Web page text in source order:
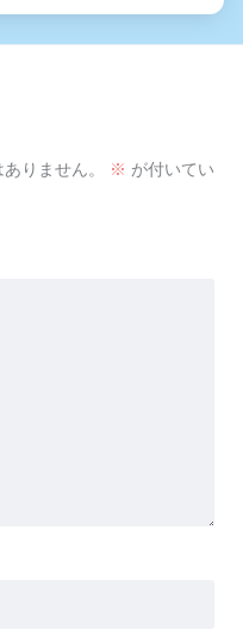
りません。 ※ が付いてい